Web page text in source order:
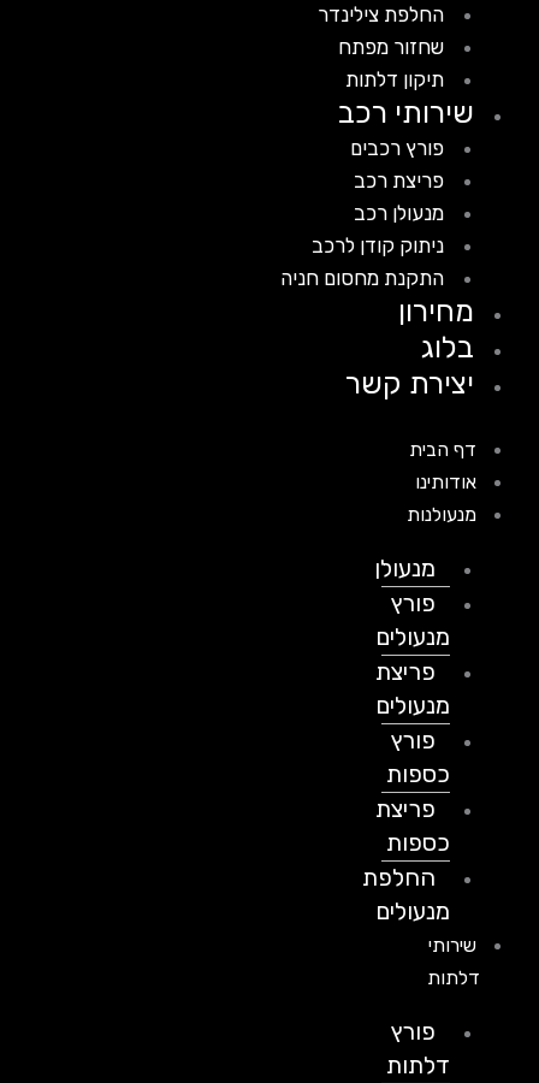
החלפת צילינדר
שחזור מפתח
תיקון דלתות
שירותי רכב
פורץ רכבים
פריצת רכב
מנעולן רכב
ניתוק קודן לרכב
התקנת מחסום חניה
מחירון
בלוג
יצירת קשר
דף הבית
אודותינו
מנעולנות
מנעולן
פורץ
מנעולים
פריצת
מנעולים
פורץ
כספות
פריצת
כספות
החלפת
מנעולים
שירותי
דלתות
פורץ
דלתות